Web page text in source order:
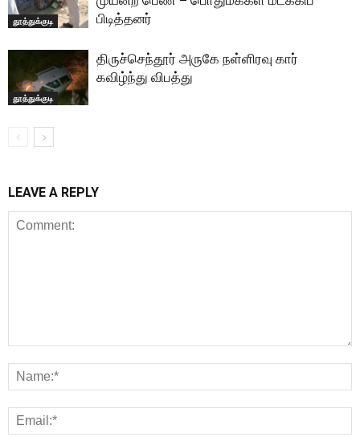
தூத்துக்குடி
பிடித்தனர்
தூத்துக்குடி
திருச்செந்தூர் அருகே நள்ளிரவு கார்
கவிழ்ந்து விபத்து
LEAVE A REPLY